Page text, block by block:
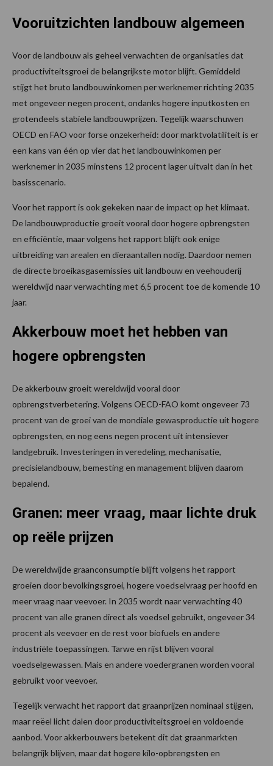
Vooruitzichten landbouw algemeen
Voor de landbouw als geheel verwachten de organisaties dat
productiviteitsgroei de belangrijkste motor blijft. Gemiddeld
stijgt het bruto landbouwinkomen per werknemer richting 2035
met ongeveer negen procent, ondanks hogere inputkosten en
grotendeels stabiele landbouwprijzen. Tegelijk waarschuwen
OECD en FAO voor forse onzekerheid: door marktvolatiliteit is er
een kans van één op vier dat het landbouwinkomen per
werknemer in 2035 minstens 12 procent lager uitvalt dan in het
basisscenario.
Voor het rapport is ook gekeken naar de impact op het klimaat.
De landbouwproductie groeit vooral door hogere opbrengsten
en efficiëntie, maar volgens het rapport blijft ook enige
uitbreiding van arealen en dieraantallen nodig. Daardoor nemen
de directe broeikasgasemissies uit landbouw en veehouderij
wereldwijd naar verwachting met 6,5 procent toe de komende 10
jaar.
Akkerbouw moet het hebben van
hogere opbrengsten
De akkerbouw groeit wereldwijd vooral door
opbrengstverbetering. Volgens OECD-FAO komt ongeveer 73
procent van de groei van de mondiale gewasproductie uit hogere
opbrengsten, en nog eens negen procent uit intensiever
landgebruik. Investeringen in veredeling, mechanisatie,
precisielandbouw, bemesting en management blijven daarom
bepalend.
Granen: meer vraag, maar lichte druk
op reële prijzen
De wereldwijde graanconsumptie blijft volgens het rapport
groeien door bevolkingsgroei, hogere voedselvraag per hoofd en
meer vraag naar veevoer. In 2035 wordt naar verwachting 40
procent van alle granen direct als voedsel gebruikt, ongeveer 34
procent als veevoer en de rest voor biofuels en andere
industriële toepassingen. Tarwe en rijst blijven vooral
voedselgewassen. Mais en andere voedergranen worden vooral
gebruikt voor veevoer.
Tegelijk verwacht het rapport dat graanprijzen nominaal stijgen,
maar reëel licht dalen door productiviteitsgroei en voldoende
aanbod. Voor akkerbouwers betekent dit dat graanmarkten
belangrijk blijven, maar dat hogere kilo-opbrengsten en